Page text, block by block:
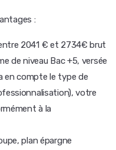
:
2041 € et 2734€ brut
de niveau Bac +5, versée
en compte le type de
votre
à la
plan épargne